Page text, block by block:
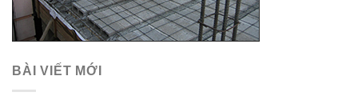
BÀI VIẾT MỚI